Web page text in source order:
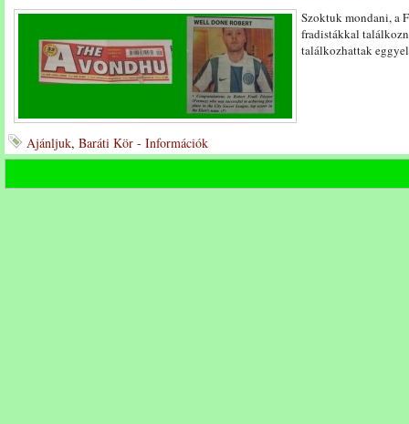
Szoktuk mondani, a
fradistákkal
találkozhattak
Ajánljuk, Baráti Kör - Információk